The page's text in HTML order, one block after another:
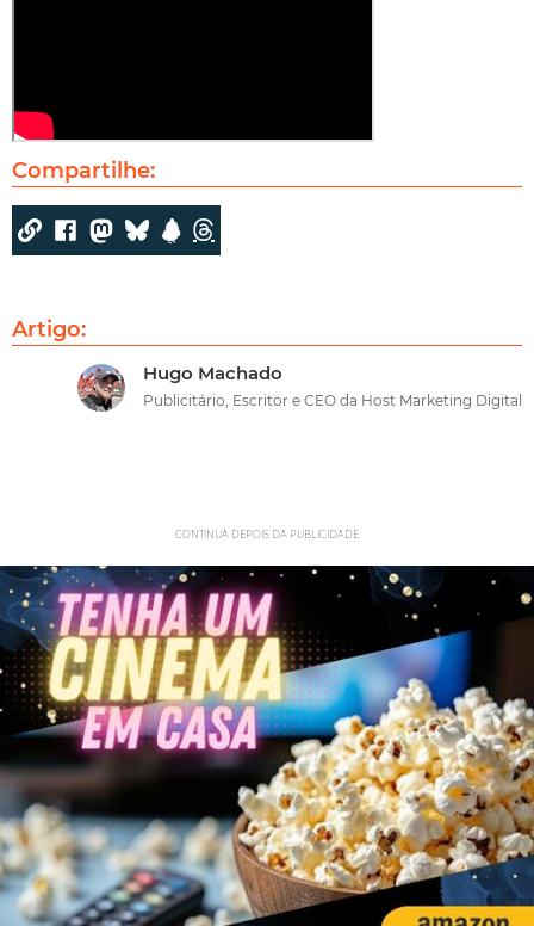
Compartilhe:
Artigo:
Hugo Machado
Publicitário, Escritor e CEO da Host Marketing Digital
CONTINUA DEPOIS DA PUBLICIDADE